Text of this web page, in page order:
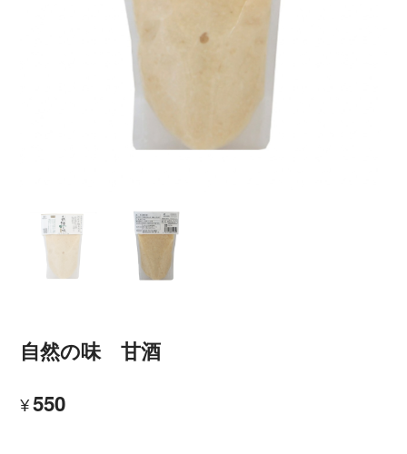
自然の味 甘酒
¥550